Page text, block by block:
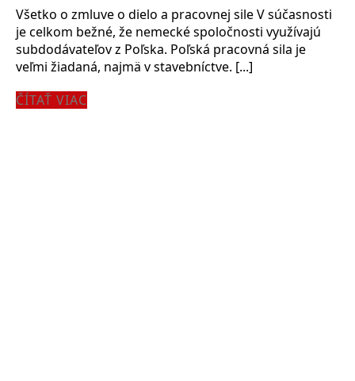
Všetko o zmluve o dielo a pracovnej sile V súčasnosti
je celkom bežné, že nemecké spoločnosti využívajú
subdodávateľov z Poľska. Poľská pracovná sila je
veľmi žiadaná, najmä v stavebníctve. [...]
ČÍTAŤ VIAC